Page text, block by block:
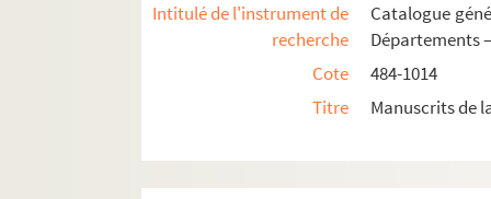
Intitulé de l'instrument de
recherche
Catalogue
Départements
Cote
484-1014
Titre
Manuscrits de
710. Manuscrits de L.-M. Anibert, historien
711. Annales de la ville d'Arles recueillies
712-715. Manuscrits d'Anibert
716. Signatures et monogrammes des rois
718. Observations sur la Crau, par M.